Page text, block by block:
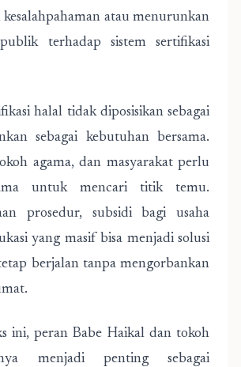
atau menurunkan
terhadap sistem sertifikasi
halal tidak diposisikan sebagai
sebagai kebutuhan bersama.
agama, dan masyarakat perlu
untuk mencari titik temu.
prosedur, subsidi bagi usaha
yang masif bisa menjadi solusi
berjalan tanpa mengorbankan
ini, peran Babe Haikal dan tokoh
menjadi penting sebagai